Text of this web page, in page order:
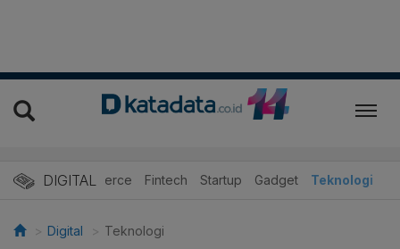
DIGITAL
E-Commerce Fintech Startup Gadget Teknologi
Digital Teknologi